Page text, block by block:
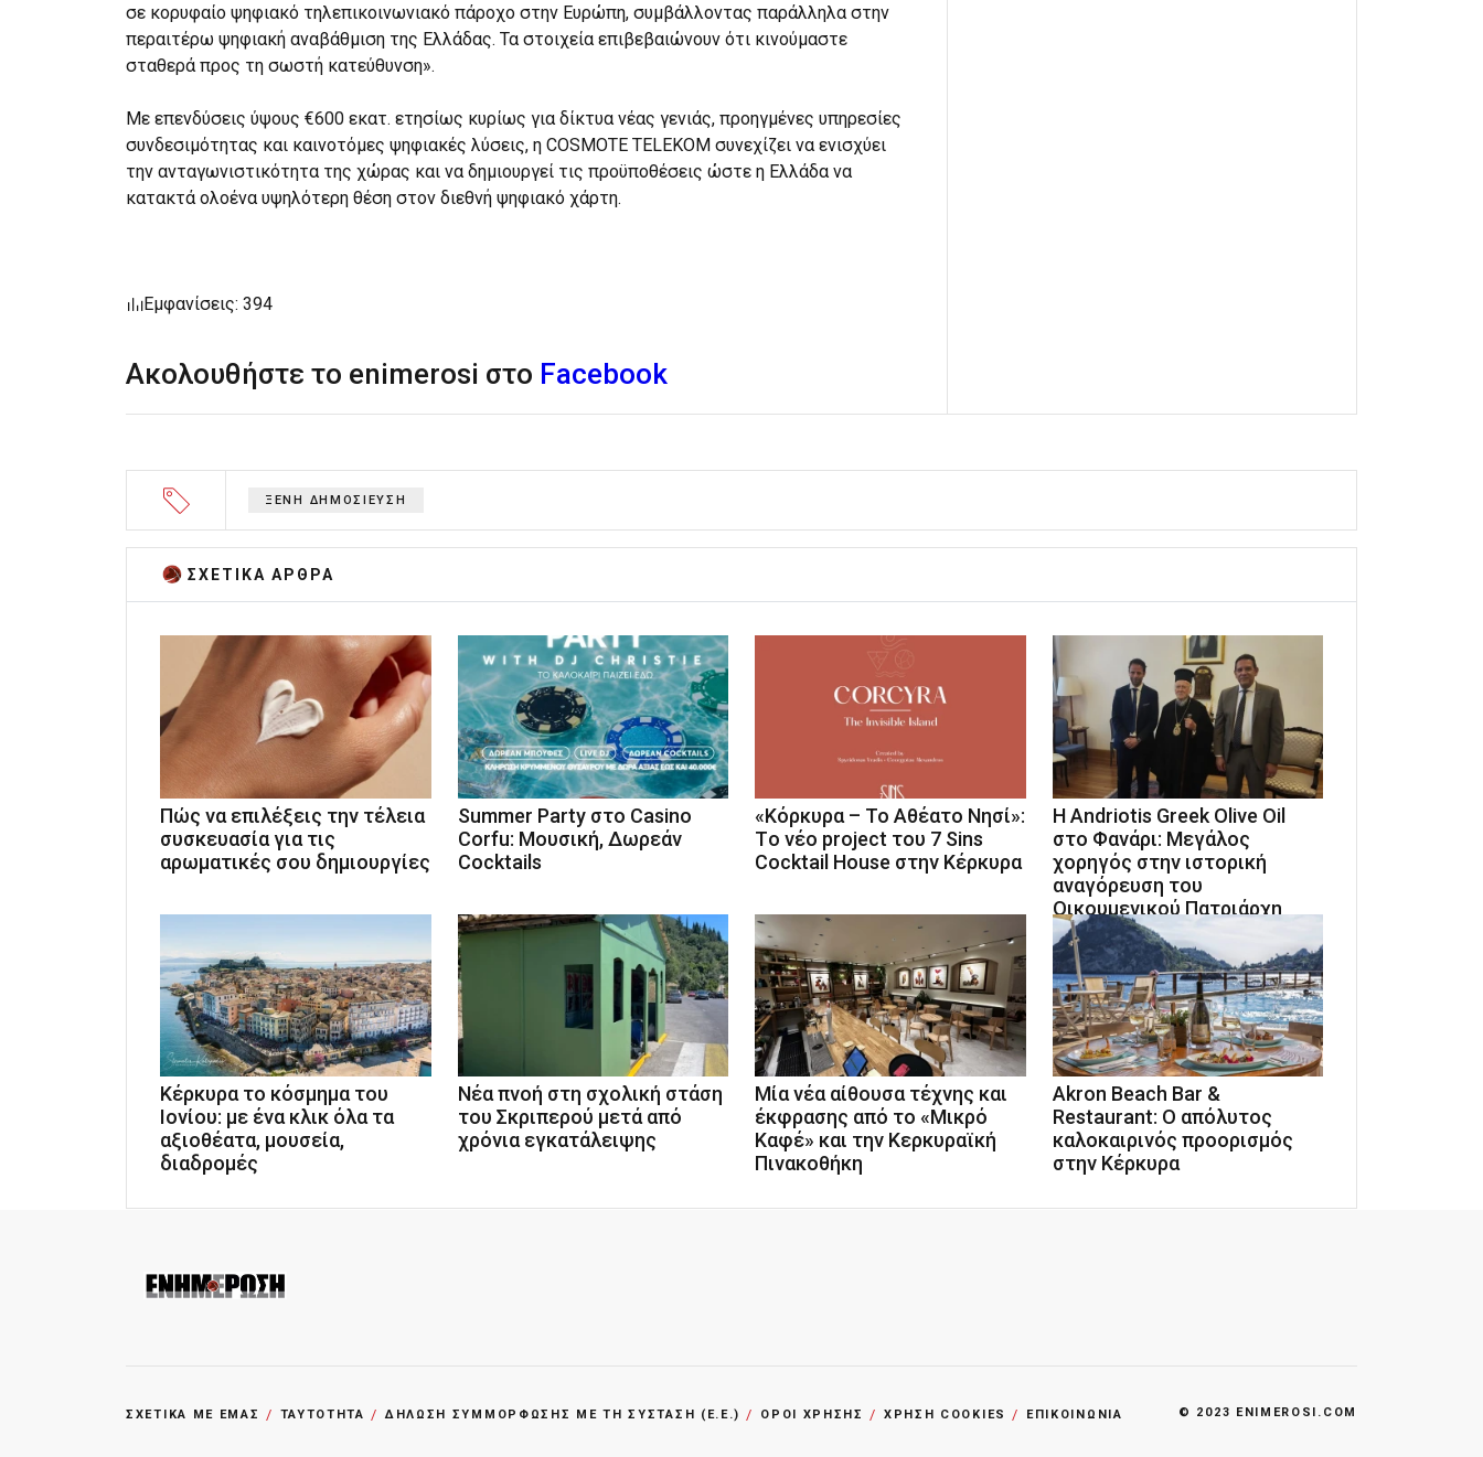
σε κορυφαίο ψηφιακό τηλεπικοινωνιακό πάροχο στην Ευρώπη, συμβάλλοντας παράλληλα στην
περαιτέρω ψηφιακή αναβάθμιση της Ελλάδας. Τα στοιχεία επιβεβαιώνουν ότι κινούμαστε
σταθερά προς τη σωστή κατεύθυνση».
Με επενδύσεις ύψους €600 εκατ. ετησίως κυρίως για δίκτυα νέας γενιάς, προηγμένες υπηρεσίες
συνδεσιμότητας και καινοτόμες ψηφιακές λύσεις, η COSMOTE TELEKOM συνεχίζει να ενισχύει
την ανταγωνιστικότητα της χώρας και να δημιουργεί τις προϋποθέσεις ώστε η Ελλάδα να
κατακτά ολοένα υψηλότερη θέση στον διεθνή ψηφιακό χάρτη.
Εμφανίσεις: 394
Ακολουθήστε το enimerosi στο Facebook
ΞΕΝΗ ΔΗΜΟΣΙΕΥΣΗ
ΣΧΕΤΙΚA AΡΘΡΑ
Πώς να επιλέξεις την τέλεια
συσκευασία για τις
αρωματικές σου δημιουργίες
Summer Party στο Casino
Corfu: Μουσική, Δωρεάν
Cocktails
«Κόρκυρα – Το Αθέατο Νησί»:
Tο νέο project του 7 Sins
Cocktail House στην Κέρκυρα
Η Andriotis Greek Olive Oil
στο Φανάρι: Μεγάλος
χορηγός στην ιστορική
αναγόρευση του
Οικουμενικού Πατριάρχη
Κέρκυρα το κόσμημα του
Ιονίου: με ένα κλικ όλα τα
αξιοθέατα, μουσεία,
διαδρομές
Νέα πνοή στη σχολική στάση
του Σκριπερού μετά από
χρόνια εγκατάλειψης
Μία νέα αίθουσα τέχνης και
έκφρασης από το «Μικρό
Καφέ» και την Κερκυραϊκή
Πινακοθήκη
Akron Beach Bar &
Restaurant: Ο απόλυτος
καλοκαιρινός προορισμός
στην Κέρκυρα
ΣΧΕΤΙΚΑ ΜΕ ΕΜΑΣ ΤΑΥΤΟΤΗΤΑ ΔΗΛΩΣΗ ΣΥΜΜΟΡΦΩΣΗΣ ΜΕ ΤΗ ΣΥΣΤΑΣΗ (Ε.Ε.) ΌΡΟΙ ΧΡΗΣΗΣ ΧΡΗΣΗ COOKIES ΕΠΙΚΟΙΝΩΝΙΑ © 2023 ENIMEROSI.COM